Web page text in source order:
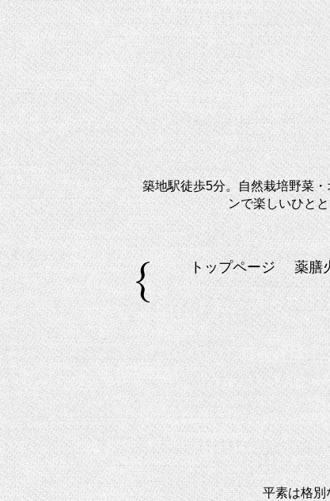
築地駅徒歩5分。自然栽培野菜
ンで楽しいひと
トップページ 薬膳
平素は格別